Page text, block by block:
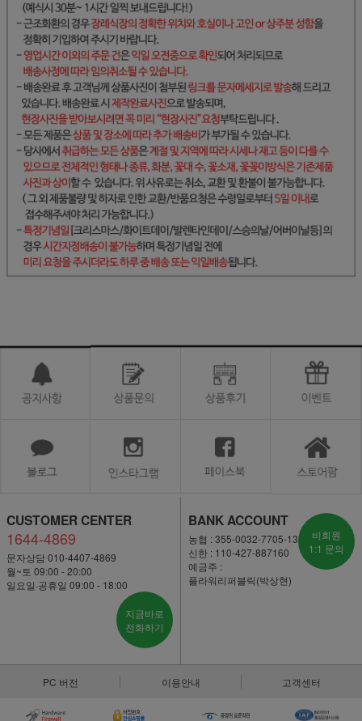
CUSTOMER CENTER
1644-4869
문자상담 010-4407-4869
월~토 09:00 - 20:00
일요일·공휴일 09:00 - 18:00
지금바로
전화하기
BANK ACCOUNT
농협 : 355-0032-7705-13
신한 : 110-427-887160
예금주 :
플라워리퍼블릭(박상현)
비회원
1:1 문의
PC 버전 이용안내 고객센터